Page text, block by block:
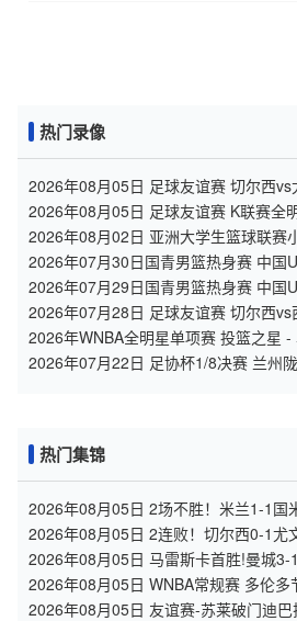
热门录像
2026年08月05日 足球友谊赛 切尔西vs
2026年08月05日 足球友谊赛 K联赛全
2026年08月02日 亚洲大学生篮球联赛
中文大学 全场录像
2026年07月30日国青男篮热身赛 中国
院 全场录像
2026年07月29日国青男篮热身赛 中国
队 全场录像
2026年07月28日 足球友谊赛 切尔西
2026年WNBA全明星单项赛 投篮之星 -
2026年07月22日 足协杯1/8决赛 兰州
热门集锦
2026年08月05日 2场不胜！米兰1-1国
造点+点射拉莫斯登场
2026年08月05日 2连败！切尔西0-1尤
德里克时隔614天复出
2026年08月05日 马雷斯卡首胜!曼城3-
努里破门塞梅尼奥助攻
2026年08月05日 WNBA常规赛 多伦
全场集锦
2026年08月05日 友谊赛-苏莱破门迪